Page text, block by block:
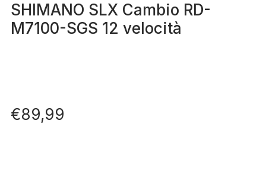
SHIMANO SLX Cambio RD-
M7100-SGS 12 velocità
€89,99